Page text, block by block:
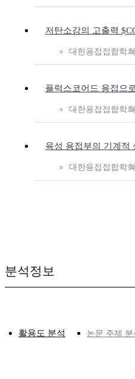
저탄소강의 고출력
대한용접접합학회
플럭스코어드 용접으
대한용접접합학회
육성 용접부의 기계적
대한용접접합학회
분석정보
활용도 분석 논문 주제 분